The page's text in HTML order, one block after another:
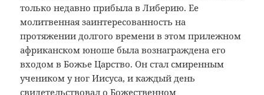
только недавно прибыла в Либерию. Ее
молитвенная заинтересованность на
протяжении долгого времени в этом прилежном
африканском юноше была вознаграждена его
входом в Божье Царство. Он стал смиренным
учеником у ног Иисуса, и каждый день
свидетельствовал о Божественном